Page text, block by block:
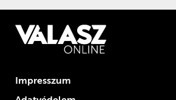
Impresszum